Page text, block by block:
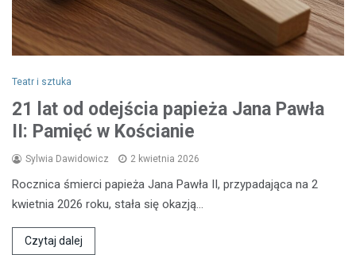
Teatr i sztuka
21 lat od odejścia papieża Jana Pawła
II: Pamięć w Kościanie
Sylwia Dawidowicz 2 kwietnia 2026
Rocznica śmierci papieża Jana Pawła II, przypadająca na 2
kwietnia 2026 roku, stała się okazją…
Czytaj dalej